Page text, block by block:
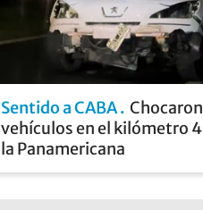
Sentido a CABA
vehículos en el kilómetro
la Panamericana